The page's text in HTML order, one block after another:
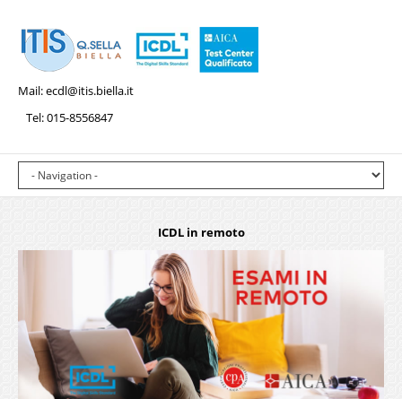
Mail:ecdl@itis.biella.it
Tel: 015-8556847
ICDL in remoto